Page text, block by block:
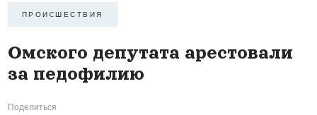
ПРОИCШЕСТВИЯ
Омского депутата арестовали
за педофилию
Поделиться